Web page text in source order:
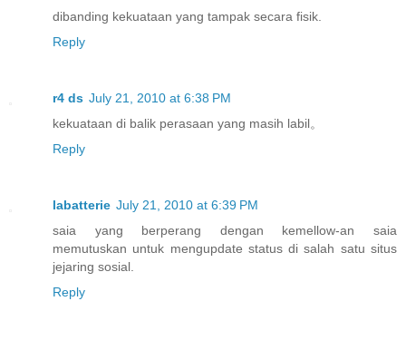
dibanding kekuataan yang tampak secara fisik.
Reply
r4 ds July 21, 2010 at 6:38 PM
kekuataan di balik perasaan yang masih labil。
Reply
labatterie July 21, 2010 at 6:39 PM
saia yang berperang dengan kemellow-an saia
memutuskan untuk mengupdate status di salah satu situs
jejaring sosial.
Reply